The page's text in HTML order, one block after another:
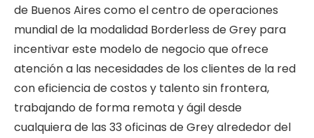
de Buenos Aires como el centro de operaciones
mundial de la modalidad Borderless de Grey para
incentivar este modelo de negocio que ofrece
atención a las necesidades de los clientes de la red
con eficiencia de costos y talento sin frontera,
trabajando de forma remota y ágil desde
cualquiera de las 33 oficinas de Grey alrededor del